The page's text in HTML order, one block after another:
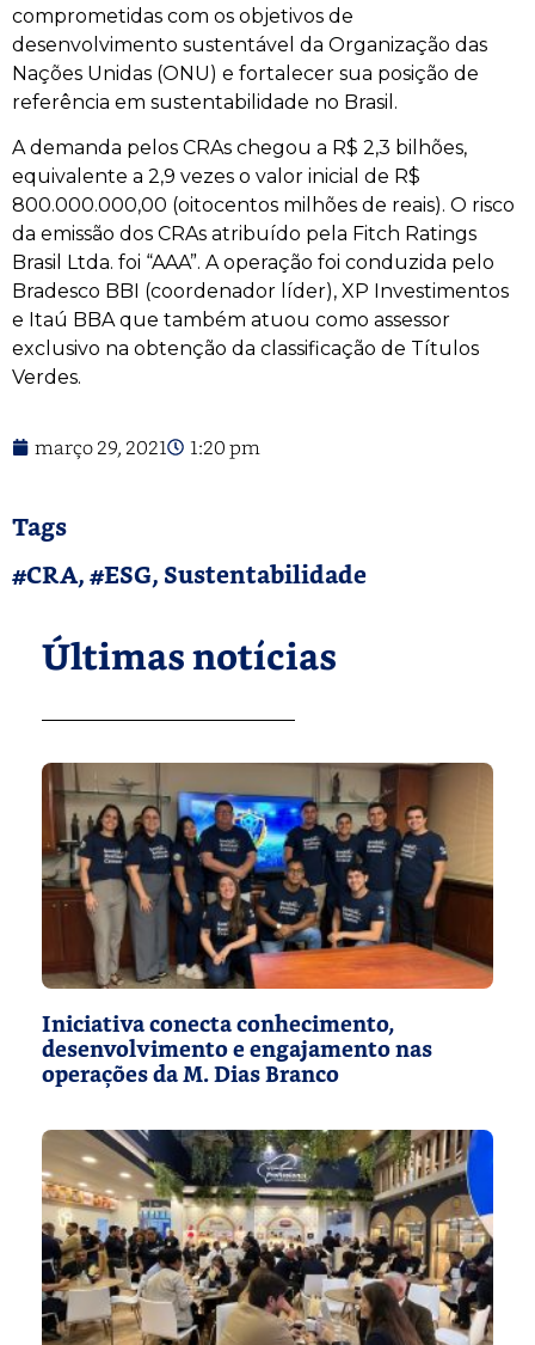
comprometidas com os objetivos de
desenvolvimento sustentável da Organização das
Nações Unidas (ONU) e fortalecer sua posição de
referência em sustentabilidade no Brasil.
A demanda pelos CRAs chegou a R$ 2,3 bilhões,
equivalente a 2,9 vezes o valor inicial de R$
800.000.000,00 (oitocentos milhões de reais). O risco
da emissão dos CRAs atribuído pela Fitch Ratings
Brasil Ltda. foi “AAA”. A operação foi conduzida pelo
Bradesco BBI (coordenador líder), XP Investimentos
e Itaú BBA que também atuou como assessor
exclusivo na obtenção da classificação de Títulos
Verdes.
março 29, 2021 1:20 pm
Tags
#CRA,#ESG,Sustentabilidade
Últimas notícias
Iniciativa conecta conhecimento,
desenvolvimento e engajamento nas
operações da M. Dias Branco